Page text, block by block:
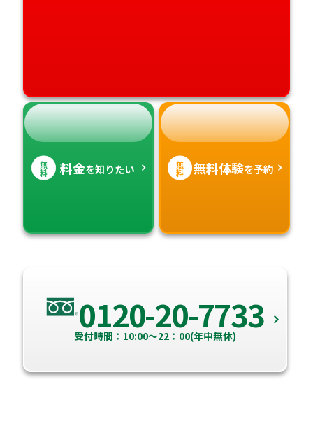
無
料 料金を知りたい 無
料 無料体験を予約
0120-20-7733
受付時間：10:00～22：00(年中無休)